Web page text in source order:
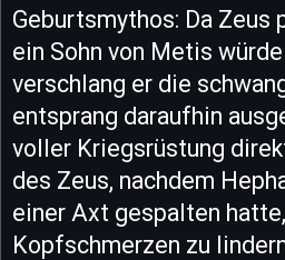
Geburtsmythos: Da Zeus
ein Sohn von Metis
verschlang er die
entsprang daraufhin
voller Kriegsrüstung
des Zeus, nachdem
einer Axt gespalten
Kopfschmerzen zu